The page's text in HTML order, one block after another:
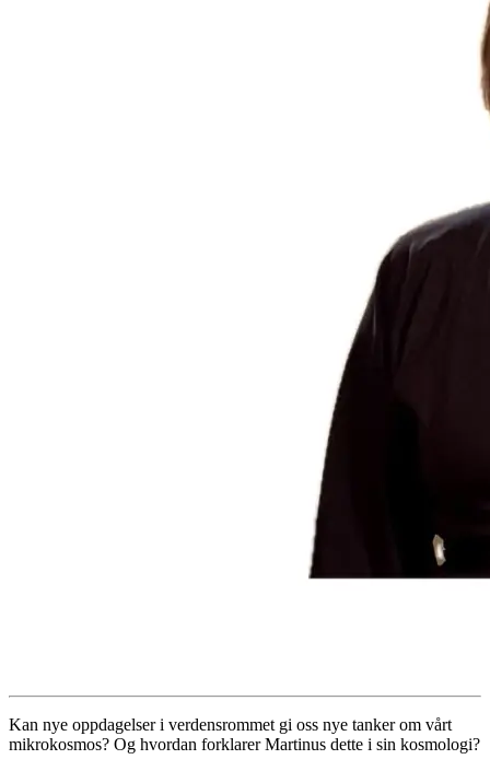
Kan nye oppdagelser i verdensrommet gi oss nye tanker om vårt
mikrokosmos? Og hvordan forklarer Martinus dette i sin kosmologi?